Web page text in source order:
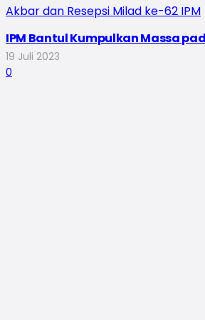
IPM Bantul Kumpulkan Massa
19 Juli 2023
0